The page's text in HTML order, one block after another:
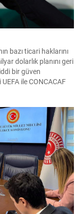
bazı ticari haklarını
dolarlık planını geri
bir güven
ile CONCACAF
ileri